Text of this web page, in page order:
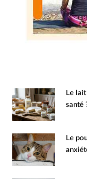
Le
santé
Le